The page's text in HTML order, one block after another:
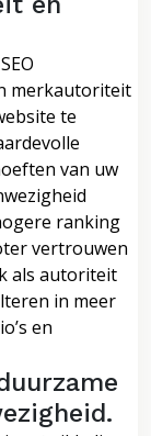
merkautoriteit
te
van uw
ranking
vertrouwen
als autoriteit
in meer
en